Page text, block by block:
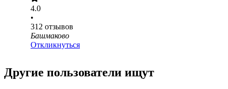
4.0
•
312 отзывов
Башмаково
Откликнуться
Другие пользователи ищут